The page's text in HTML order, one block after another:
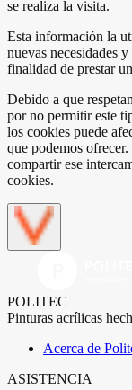
se realiza la visita.
Esta información la
nuevas necesidades
finalidad de prestar
Debido a que
por no permitir este
los cookies puede
que podemos
compartir ese
cookies.
POLITEC
Pinturas acrílicas
Acerca de
ASISTENCIA